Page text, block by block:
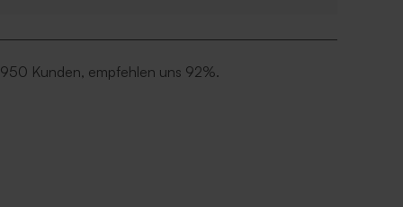
Kunden, empfehlen uns 92%.